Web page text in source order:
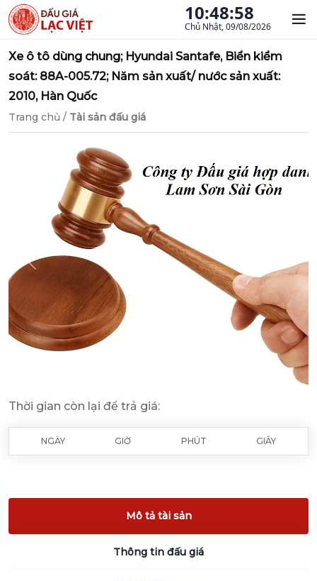
10:48:59
Chủ Nhật, 09/08/2026
Xe ô tô dùng chung; Hyundai Santafe, Biển kiểm
soát: 88A-005.72; Năm sản xuất/ nước sản xuất:
2010, Hàn Quốc
Trang chủ / Tài sản đấu giá
Previous Next
Thời gian còn lại để trả giá:
NGÀY GIỜ PHÚT GIÂY
Mô tả tài sản
Thông tin đấu giá